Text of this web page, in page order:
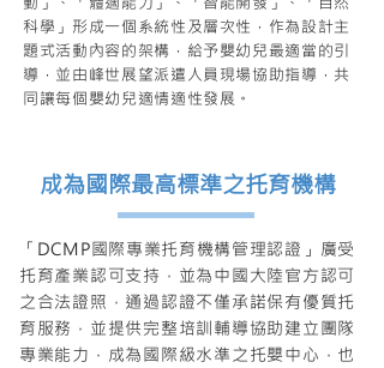
科學」形成一個系統性及層次性，作為設計主
題式活動內容的架構，給予嬰幼兒最適當的引
導，並由峰世展望派遣人員現場協助指導，共
同讓每個嬰幼兒適情適性發展。
成為國際最高標準之托育機構
「DCMP國際專業托育機構管理認證」廣受
托育產業認可支持，並為中國大陸官方認可
之合法證照，通過認證不僅承諾保有優質托
育服務，並提供完整培訓輔導協助建立團隊
專業能力，成為國際級水準之托嬰中心，也